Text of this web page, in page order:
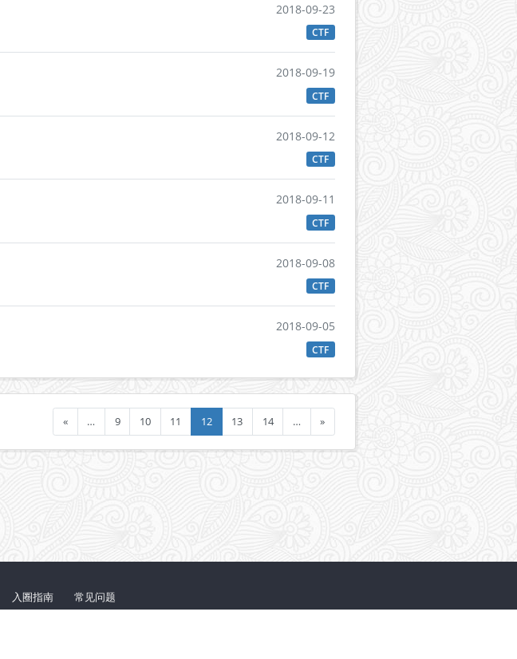
2018-09-23
CTF
2018-09-19
CTF
2018-09-12
CTF
2018-09-11
CTF
2018-09-08
CTF
2018-09-05
CTF
« … 9 10 11 12 13 14 … »
入圈指南 常见问题